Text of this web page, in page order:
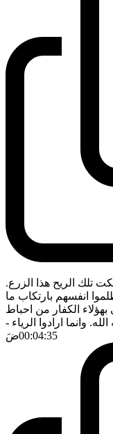
تلك الريح هذا الزرع.
انفسهم بارتكاب ما
الكفار من احباط
وانما ارادوا الرياء -
00:04:35ضَ